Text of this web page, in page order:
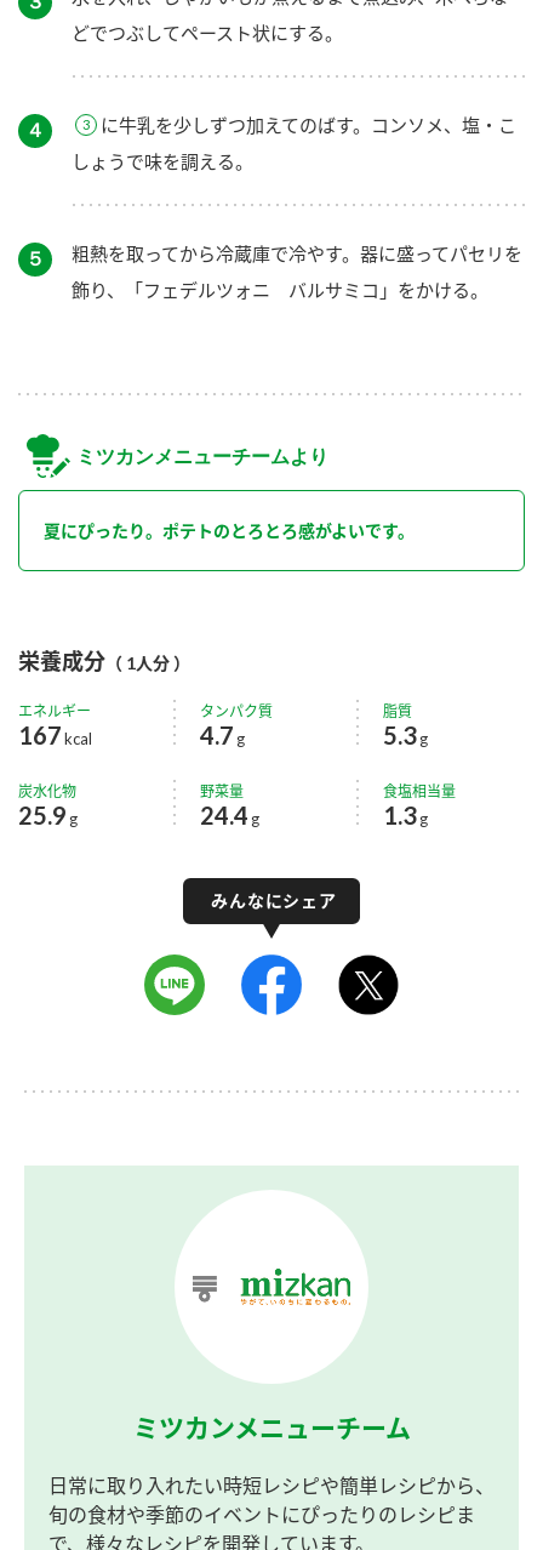
どでつぶしてペースト状にする。
４
に牛乳を少しずつ加えてのばす。コンソメ、塩・こ
しょうで味を調える。
５
粗熱を取ってから冷蔵庫で冷やす。器に盛ってパセリを
飾り、「フェデルツォニ バルサミコ」をかける。
ミツカンメニューチームより
夏にぴったり。ポテトのとろとろ感がよいです。
栄養成分 （ 1人分 ）
エネルギー
167kcal
タンパク質
4.7 g
脂質
5.3 g
炭水化物
25.9 g
野菜量
24.4 g
食塩相当量
1.3 g
ミツカンメニューチーム
日常に取り入れたい時短レシピや簡単レシピから、
旬の食材や季節のイベントにぴったりのレシピま
で、様々なレシピを開発しています。